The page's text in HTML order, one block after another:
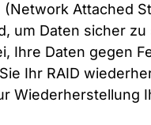
(Network Attached
um Daten sicher
Ihre Daten gegen
Ihr RAID
Wiederherstellung